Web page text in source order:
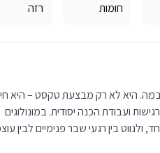
חומות רזה
הבמה. היא לא רק מבצעת טקסט – היא
ועבודת הכנה יסודית. במונולוגים
בין רגעי שבר פנימיים לבין